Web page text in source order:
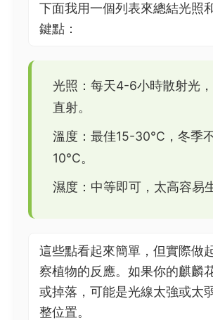
下面我用一個列表來總結光照
鍵點：
光照：每天4-6小時散射光
直射。
溫度：最佳15-30°C，冬季
10°C。
濕度：中等即可，太高容易
這些點看起來簡單，但實際做
察植物的反應。如果你的麒麟
或掉落，可能是光線太強或太
整位置。